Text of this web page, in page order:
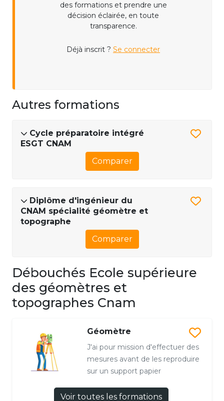
des formations et prendre une
décision éclairée, en toute
transparence.
Déjà inscrit ? Se connecter
Autres formations
Cycle préparatoire intégré
ESGT CNAM
Comparer
Diplôme d'ingénieur du
CNAM spécialité géomètre et
topographe
Comparer
Débouchés Ecole supérieure
des géomètres et
topographes Cnam
Géomètre
J'ai pour mission d'effectuer des
mesures avant de les reproduire
sur un support papier
Voir toutes les formations